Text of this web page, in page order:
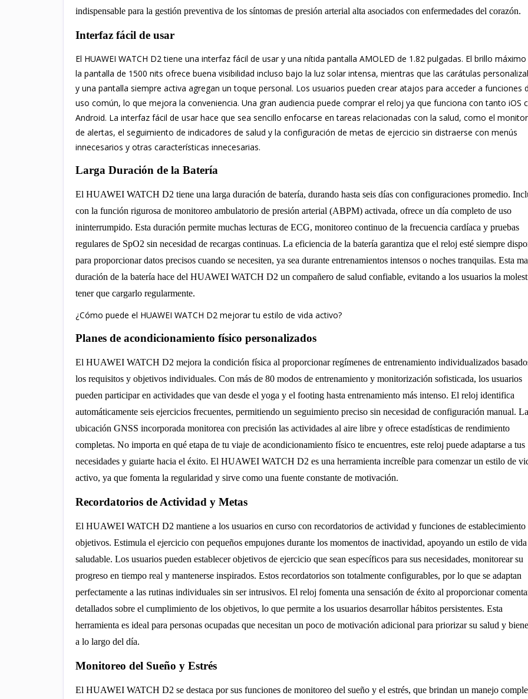
indispensable para la gestión preventiva de los síntomas de presión arterial alta asociados con enfermedades del corazón.
Interfaz fácil de usar
El HUAWEI WATCH D2 tiene una interfaz fácil de usar y una nítida pantalla AMOLED de 1.82 pulgadas. El brillo máximo
la pantalla de 1500 nits ofrece buena visibilidad incluso bajo la luz solar intensa, mientras que las carátulas
y una pantalla siempre activa agregan un toque personal. Los usuarios pueden crear atajos para acceder a funciones
uso común, lo que mejora la conveniencia. Una gran audiencia puede comprar el reloj ya que funciona con tanto iOS
Android. La interfaz fácil de usar hace que sea sencillo enfocarse en tareas relacionadas con la salud, como el
de alertas, el seguimiento de indicadores de salud y la configuración de metas de ejercicio sin distraerse con menús
innecesarios y otras características innecesarias.
Larga Duración de la Batería
El HUAWEI WATCH D2 tiene una larga duración de batería, durando hasta seis días con configuraciones promedio.
con la función rigurosa de monitoreo ambulatorio de presión arterial (ABPM) activada, ofrece un día completo de uso
ininterrumpido. Esta duración permite muchas lecturas de ECG, monitoreo continuo de la frecuencia cardíaca y pruebas
regulares de SpO2 sin necesidad de recargas continuas. La eficiencia de la batería garantiza que el reloj esté siempre
para proporcionar datos precisos cuando se necesiten, ya sea durante entrenamientos intensos o noches tranquilas. Esta
duración de la batería hace del HUAWEI WATCH D2 un compañero de salud confiable, evitando a los usuarios la
tener que cargarlo regularmente.
¿Cómo puede el HUAWEI WATCH D2 mejorar tu estilo de vida activo?
Planes de acondicionamiento físico personalizados
El HUAWEI WATCH D2 mejora la condición física al proporcionar regímenes de entrenamiento individualizados
los requisitos y objetivos individuales. Con más de 80 modos de entrenamiento y monitorización sofisticada, los usuarios
pueden participar en actividades que van desde el yoga y el footing hasta entrenamiento más intenso. El reloj identifica
automáticamente seis ejercicios frecuentes, permitiendo un seguimiento preciso sin necesidad de configuración manual. La
ubicación GNSS incorporada monitorea con precisión las actividades al aire libre y ofrece estadísticas de rendimiento
completas. No importa en qué etapa de tu viaje de acondicionamiento físico te encuentres, este reloj puede adaptarse a tus
necesidades y guiarte hacia el éxito. El HUAWEI WATCH D2 es una herramienta increíble para comenzar un estilo de
activo, ya que fomenta la regularidad y sirve como una fuente constante de motivación.
Recordatorios de Actividad y Metas
El HUAWEI WATCH D2 mantiene a los usuarios en curso con recordatorios de actividad y funciones de establecimiento
objetivos. Estimula el ejercicio con pequeños empujones durante los momentos de inactividad, apoyando un estilo de vida
saludable. Los usuarios pueden establecer objetivos de ejercicio que sean específicos para sus necesidades, monitorear su
progreso en tiempo real y mantenerse inspirados. Estos recordatorios son totalmente configurables, por lo que se adaptan
perfectamente a las rutinas individuales sin ser intrusivos. El reloj fomenta una sensación de éxito al proporcionar
detallados sobre el cumplimiento de los objetivos, lo que permite a los usuarios desarrollar hábitos persistentes. Esta
herramienta es ideal para personas ocupadas que necesitan un poco de motivación adicional para priorizar su salud y
a lo largo del día.
Monitoreo del Sueño y Estrés
El HUAWEI WATCH D2 se destaca por sus funciones de monitoreo del sueño y el estrés, que brindan un manejo